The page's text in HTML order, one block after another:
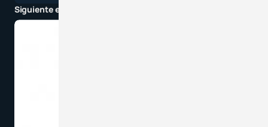
Siguiente entrada